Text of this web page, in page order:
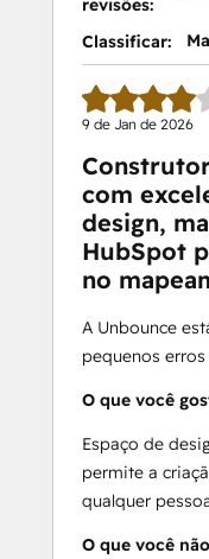
revisões:
Classificar:
9 de Jan de 2026
com
design,
HubSpot
no
A Unbounce
pequenos erros
O que você
Espaço de
permite a
qualquer
O que você